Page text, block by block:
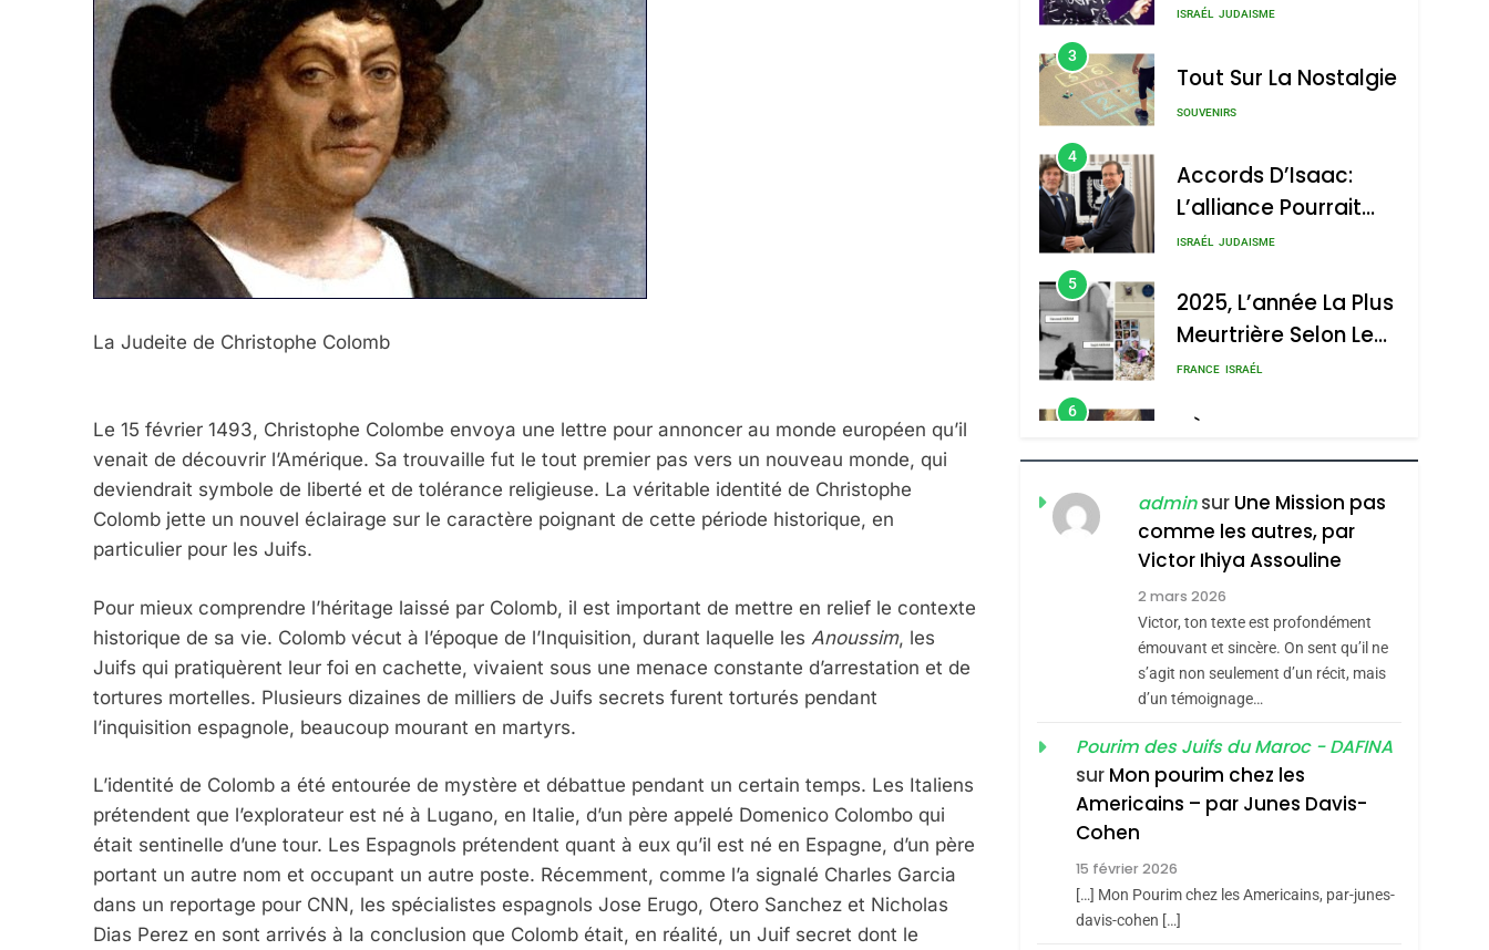
La Judeite de Christophe Colomb
Le 15 février 1493, Christophe Colombe envoya une lettre pour annoncer au monde européen qu’il
venait de découvrir l’Amérique. Sa trouvaille fut le tout premier pas vers un nouveau monde, qui
deviendrait symbole de liberté et de tolérance religieuse. La véritable identité de Christophe
Colomb jette un nouvel éclairage sur le caractère poignant de cette période historique, en
particulier pour les Juifs.
Pour mieux comprendre l’héritage laissé par Colomb, il est important de mettre en relief le contexte
historique de sa vie. Colomb vécut à l’époque de l’Inquisition, durant laquelle les Anoussim, les
Juifs qui pratiquèrent leur foi en cachette, vivaient sous une menace constante d’arrestation et de
tortures mortelles. Plusieurs dizaines de milliers de Juifs secrets furent torturés pendant
l’inquisition espagnole, beaucoup mourant en martyrs.
L’identité de Colomb a été entourée de mystère et débattue pendant un certain temps. Les Italiens
prétendent que l’explorateur est né à Lugano, en Italie, d’un père appelé Domenico Colombo qui
était sentinelle d’une tour. Les Espagnols prétendent quant à eux qu’il est né en Espagne, d’un père
portant un autre nom et occupant un autre poste. Récemment, comme l’a signalé Charles Garcia
dans un reportage pour CNN, les spécialistes espagnols Jose Erugo, Otero Sanchez et Nicholas
Dias Perez en sont arrivés à la conclusion que Colomb était, en réalité, un Juif secret dont le
Nouvelle Chanson De
ISRAÉL JUDAISME
3
Tout Sur La Nostalgie
SOUVENIRS
4
Accords D’Isaac:
L’alliance Pourrait
S’étendre À 13 Pays
ISRAÉL JUDAISME
5
2025, L’année La Plus
Meurtrière Selon Le
Rapport D’ADL
FRANCE ISRAÉL
6
FIÈRE, DIGNE ET
RÉSILIENTE :
POURQUOI JE
REVENDIQUE MA
JUDAÏTE Par Thérèse
Zrihen-Dvir
ISRAÉL JUDAISME
CE QUI NOUS
MANQUE – Jacques
Hadida
JUDAISME
Maroc : Les Amandes
De Tafraout, Le Miel
De Tadla Azilal
Consacrés Produits
Du Terroir
DAFINA MAROC
Oeil Ravageur –
2
adminsur Une Mission pas
comme les autres, par
Victor Ihiya Assouline
2 mars 2026
Victor, ton texte est profondément
émouvant et sincère. On sent qu’il ne
s’agit non seulement d’un récit, mais
d’un témoignage…
Pourim des Juifs du Maroc - DAFINA
sur Mon pourim chez les
Americains – par Junes Davis-
Cohen
15 février 2026
[…] Mon Pourim chez les Americains, par-junes-
davis-cohen […]